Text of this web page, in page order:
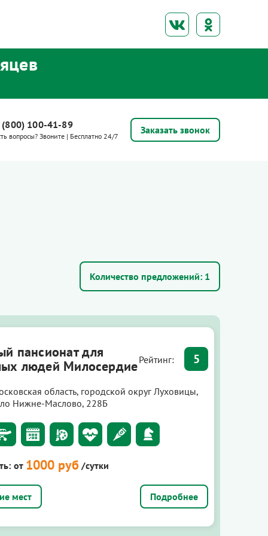
(800) 100-41-89
вопросы? Звоните | Бесплатно 24/7
Заказать звонок
Количество предложений: 1
пансионат для
людей МилосердиеРейтинг: 5
область, городской округ Луховицы,
Нижне-Маслово, 228Б
от 1000 руб /сутки
Подробнее